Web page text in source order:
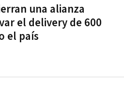
una alianza
el delivery de 600
el país